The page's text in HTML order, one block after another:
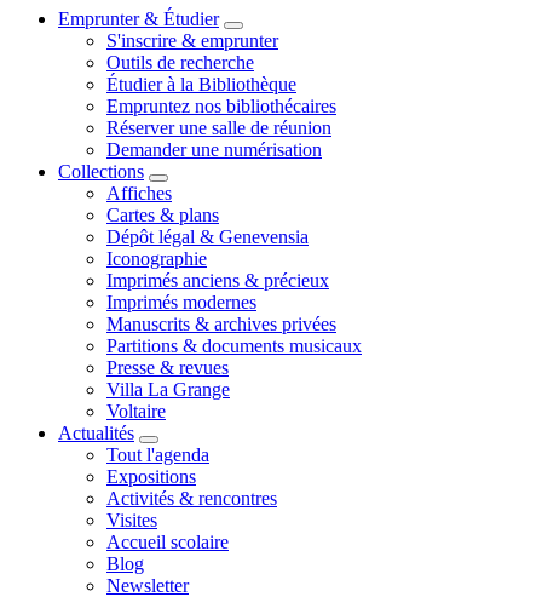
Emprunter & Étudier
S'inscrire & emprunter
Outils de recherche
Étudier à la Bibliothèque
Empruntez nos bibliothécaires
Réserver une salle de réunion
Demander une numérisation
Collections
Affiches
Cartes & plans
Dépôt légal & Genevensia
Iconographie
Imprimés anciens & précieux
Imprimés modernes
Manuscrits & archives privées
Partitions & documents musicaux
Presse & revues
Villa La Grange
Voltaire
Actualités
Tout l'agenda
Expositions
Activités & rencontres
Visites
Accueil scolaire
Blog
Newsletter